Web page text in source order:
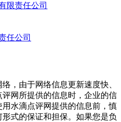
限责任公司
任公司
，由于网络信息更新速度快、
网所提供的信息时，企业的信
水滴点评网提供的信息前，慎
式的保证和担保。如果您是负